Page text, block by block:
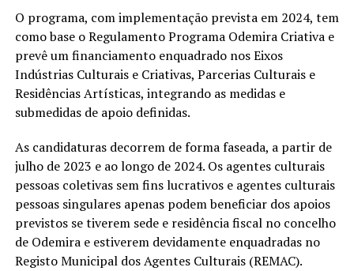
O programa, com implementação prevista em 2024, tem
como base o Regulamento Programa Odemira Criativa e
prevê um financiamento enquadrado nos Eixos
Indústrias Culturais e Criativas, Parcerias Culturais e
Residências Artísticas, integrando as medidas e
submedidas de apoio definidas.
As candidaturas decorrem de forma faseada, a partir de
julho de 2023 e ao longo de 2024. Os agentes culturais
pessoas coletivas sem fins lucrativos e agentes culturais
pessoas singulares apenas podem beneficiar dos apoios
previstos se tiverem sede e residência fiscal no concelho
de Odemira e estiverem devidamente enquadradas no
Registo Municipal dos Agentes Culturais (REMAC).